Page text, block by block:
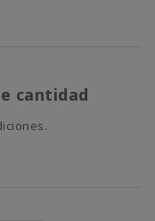
cantidad